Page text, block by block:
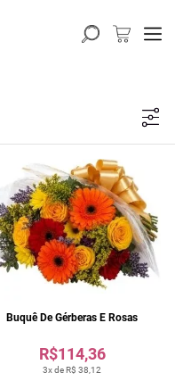
3x de R$ 38,12
R$114,36
Buquê De Gérberas E Rosas